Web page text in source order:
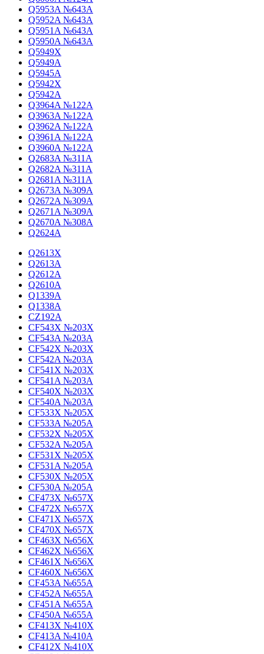
Q5953A №643A
Q5952A №643A
Q5951A №643A
Q5950A №643A
Q5949X
Q5949A
Q5945A
Q5942X
Q5942A
Q3964A №122A
Q3963A №122A
Q3962A №122A
Q3961A №122A
Q3960A №122A
Q2683A №311A
Q2682A №311A
Q2681A №311A
Q2673A №309A
Q2672A №309A
Q2671A №309A
Q2670A №308A
Q2624A
Q2613X
Q2613A
Q2612A
Q2610A
Q1339A
Q1338A
CZ192A
CF543X №203X
CF543A №203A
CF542X №203X
CF542A №203A
CF541X №203X
CF541A №203A
CF540X №203X
CF540A №203A
CF533X №205X
CF533A №205A
CF532X №205X
CF532A №205A
CF531X №205X
CF531A №205A
CF530X №205X
CF530A №205A
CF473X №657X
CF472X №657X
CF471X №657X
CF470X №657X
CF463X №656X
CF462X №656X
CF461X №656X
CF460X №656X
CF453A №655A
CF452A №655A
CF451A №655A
CF450A №655A
CF413X №410X
CF413A №410A
CF412X №410X